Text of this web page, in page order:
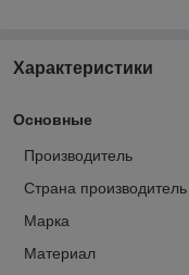
Характеристики
Основные
Производитель
Страна производитель
Марка
Материал